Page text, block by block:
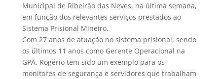
Municipal de Ribeirão das Neves, na última semana,
em função dos relevantes serviços prestados ao
Sistema Prisional Mineiro.
Com 27 anos de atuação no sistema prisional, sendo
os últimos 11 anos como Gerente Operacional na
GPA, Rogério tem sido um exemplo para os
monitores de segurança e servidores que trabalham